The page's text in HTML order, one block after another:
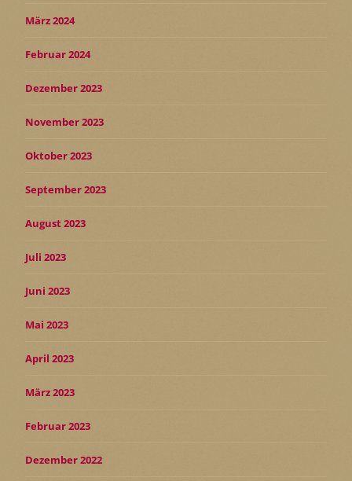
März 2024
Februar 2024
Dezember 2023
November 2023
Oktober 2023
September 2023
August 2023
Juli 2023
Juni 2023
Mai 2023
April 2023
März 2023
Februar 2023
Dezember 2022